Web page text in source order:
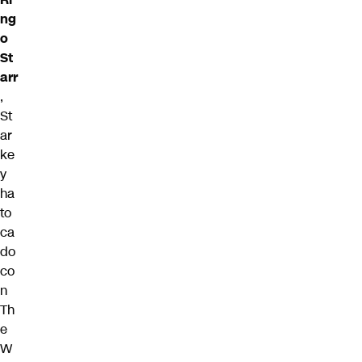
ng
o
St
arr
,
St
ar
ke
y
ha
to
ca
do
co
n
Th
e
W